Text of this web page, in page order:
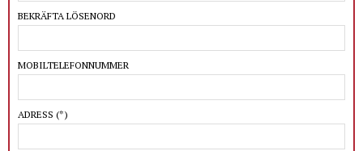
BEKRÄFTA LÖSENORD
MOBILTELEFONNUMMER
ADRESS (*)